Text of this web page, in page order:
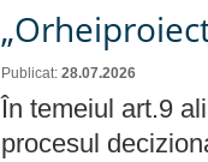
Publicat: 28.07.2026
În temeiul art.9
procesul